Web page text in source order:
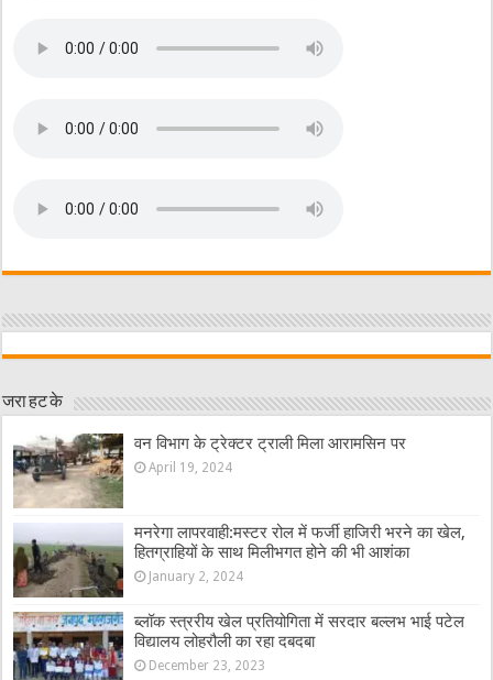
जरा हट के
वन विभाग के ट्रेक्टर ट्राली मिला आरामसिन पर
April 19, 2024
मनरेगा लापरवाही:मस्टर रोल में फर्जी हाजिरी भरने का खेल,
हितग्राहियों के साथ मिलीभगत होने की भी आशंका
January 2, 2024
ब्लॉक स्त्ररीय खेल प्रतियोगिता में सरदार बल्लभ भाई पटेल
विद्यालय लोहरौली का रहा दबदबा
December 23, 2023